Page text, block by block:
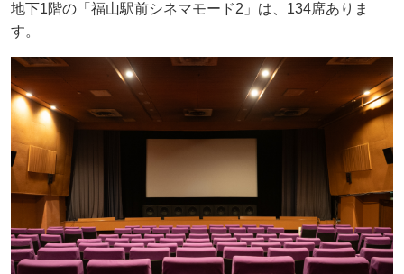
地下1階の「福山駅前シネマモード2」は、134席ありま
す。